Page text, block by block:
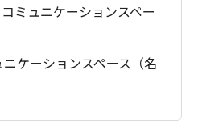
ミュニケーションスペー
ケーションスペース（名